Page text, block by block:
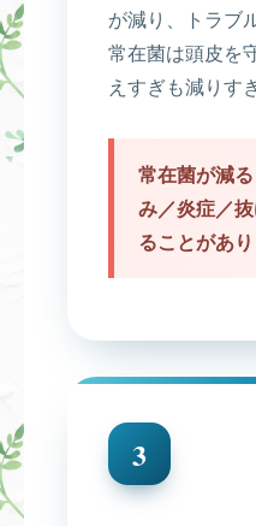
が減り、トラブ
常在菌は頭皮を
えすぎも減りす
常在菌が減
み／炎症／
ることがあり
3